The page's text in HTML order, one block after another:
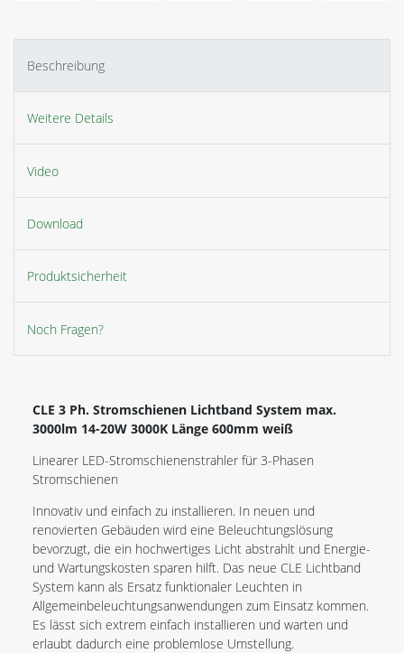
Beschreibung
Weitere Details
Video
Download
Produktsicherheit
Noch Fragen?
CLE 3 Ph. Stromschienen Lichtband System max.
3000lm 14-20W 3000K Länge 600mm weiß
Linearer LED-Stromschienenstrahler für 3-Phasen
Stromschienen
Innovativ und einfach zu installieren. In neuen und
renovierten Gebäuden wird eine Beleuchtungslösung
bevorzugt, die ein hochwertiges Licht abstrahlt und Energie-
und Wartungskosten sparen hilft. Das neue CLE Lichtband
System kann als Ersatz funktionaler Leuchten in
Allgemeinbeleuchtungsanwendungen zum Einsatz kommen.
Es lässt sich extrem einfach installieren und warten und
erlaubt dadurch eine problemlose Umstellung.